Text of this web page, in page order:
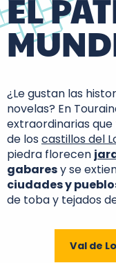
EL
¿Le gustan las
novelas? En
extraordinarias
de loscastillos del
piedra florecen
gabaresy se
ciudades y
de toba y tejados
Val de